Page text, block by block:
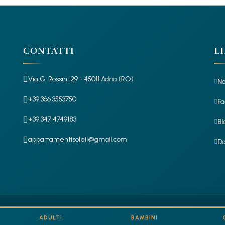
CONTATTI
Via G. Rossini 29 - 45011 Adria (RO)
+39 366 3553750
+39 347 4749183
appartamentisoleil@gmail.com
IT029001B4X7RR885Z
ADULTI BAMBINI